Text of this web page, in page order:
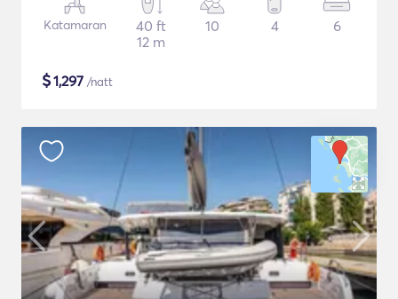
Katamaran
40 ft
12 m
10 4 6
$1,297 /natt